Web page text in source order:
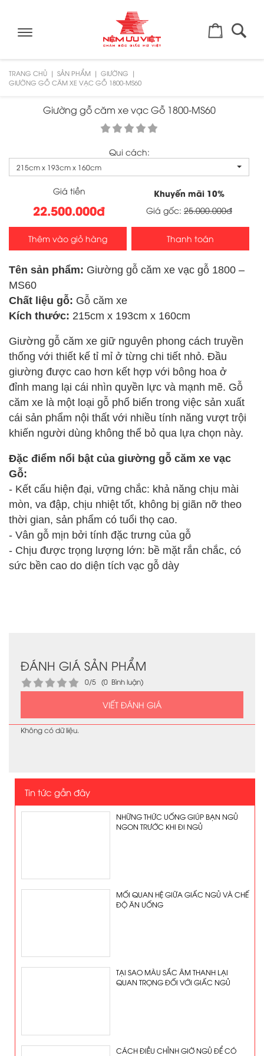
Toggle
TRANG CHỦ SẢN PHẨM
GIƯỜNG
GIƯỜNG GỖ CĂM XE VẠC GỖ 1800-MS60
Giường gỗ căm xe vạc Gỗ 1800-MS60
Qui cách:
215cm x 193cm x 160cm
Giá tiền
22.500.000đ
Khuyến mãi 10%
Giá gốc: 25.000.000đ
Thêm vào giỏ hàng Thanh toán
Tên sản phẩm: Giường gỗ căm xe vạc gỗ 1800 –
MS60
Chất liệu gỗ: Gỗ căm xe
Kích thước: 215cm x 193cm x 160cm
Giường gỗ căm xe giữ nguyên phong cách truyền
thống với thiết kế tỉ mỉ ở từng chi tiết nhỏ. Đầu
giường được cao hơn kết hợp với bông hoa ở
đỉnh mang lại cái nhìn quyền lực và mạnh mẽ. Gỗ
căm xe là một loại gỗ phổ biến trong việc sản xuất
cái sản phẩm nội thất với nhiều tính năng vượt trội
khiến người dùng không thể bỏ qua lựa chọn này.
Đặc điểm nổi bật của giường gỗ căm xe vạc
Gỗ:
- Kết cấu hiện đại, vững chắc: khả năng chịu mài
mòn, va đập, chịu nhiệt tốt, không bị giãn nỡ theo
thời gian, sản phẩm có tuổi thọ cao.
- Vân gỗ mịn bởi tính đặc trưng của gỗ
- Chịu được trọng lượng lớn: bề mặt rắn chắc, có
sức bền cao do diện tích vạc gỗ dày
ĐÁNH GIÁ SẢN PHẨM
0/5 (0 Bình luận)
VIẾT ĐÁNH GIÁ
Không có dữ liệu.
Tin tức gần đây
NHỮNG THỨC UỐNG GIÚP BẠN NGỦ
NGON TRƯỚC KHI ĐI NGỦ
MỐI QUAN HỆ GIỮA GIẤC NGỦ VÀ CHẾ
ĐỘ ĂN UỐNG
TẠI SAO MÀU SẮC ÂM THANH LẠI
QUAN TRỌNG ĐỐI VỚI GIẤC NGỦ
CÁCH ĐIỀU CHỈNH GIỜ NGỦ ĐỂ CÓ